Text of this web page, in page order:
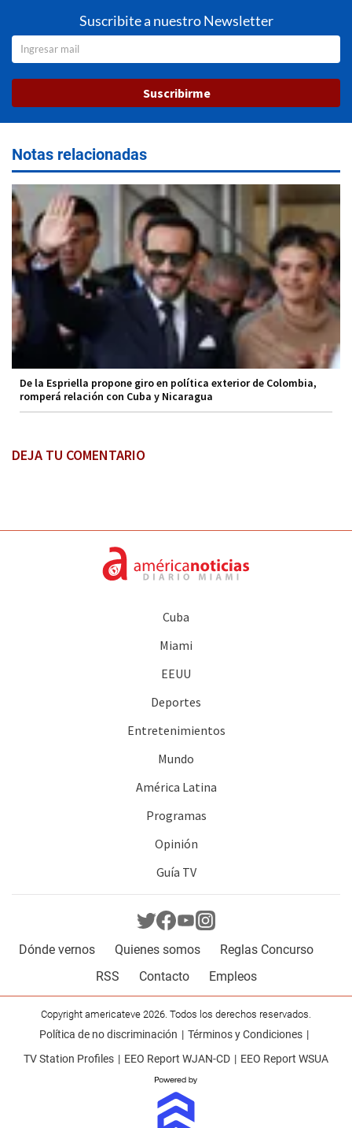
Suscribite a nuestro Newsletter
Suscribirme
Notas relacionadas
De la Espriella propone giro en política exterior de Colombia,
romperá relación con Cuba y Nicaragua
DEJA TU COMENTARIO
Cuba
Miami
EEUU
Deportes
Entretenimientos
Mundo
América Latina
Programas
Opinión
Guía TV
Dónde vernos Quienes somos
Reglas Concurso
RSS
Contacto Empleos
Copyright americateve 2026. Todos los derechos reservados.
Política de no discriminación
Términos y Condiciones
TV Station Profiles
EEO Report WJAN-CD EEO Report WSUA